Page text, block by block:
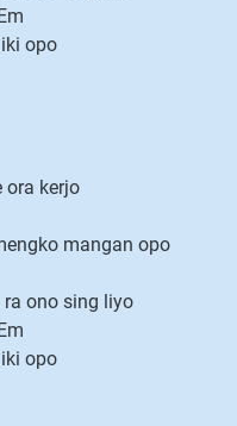
opo
ora kerjo
mangan opo
ono sing liyo
opo